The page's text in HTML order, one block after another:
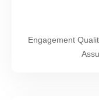
Engagement